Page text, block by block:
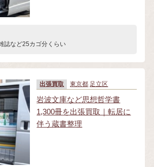
誌など25カゴ分くらい
出張買取 東京都 足立区
岩波文庫など思想哲学書
1,300冊を出張買取｜転居に
伴う蔵書整理